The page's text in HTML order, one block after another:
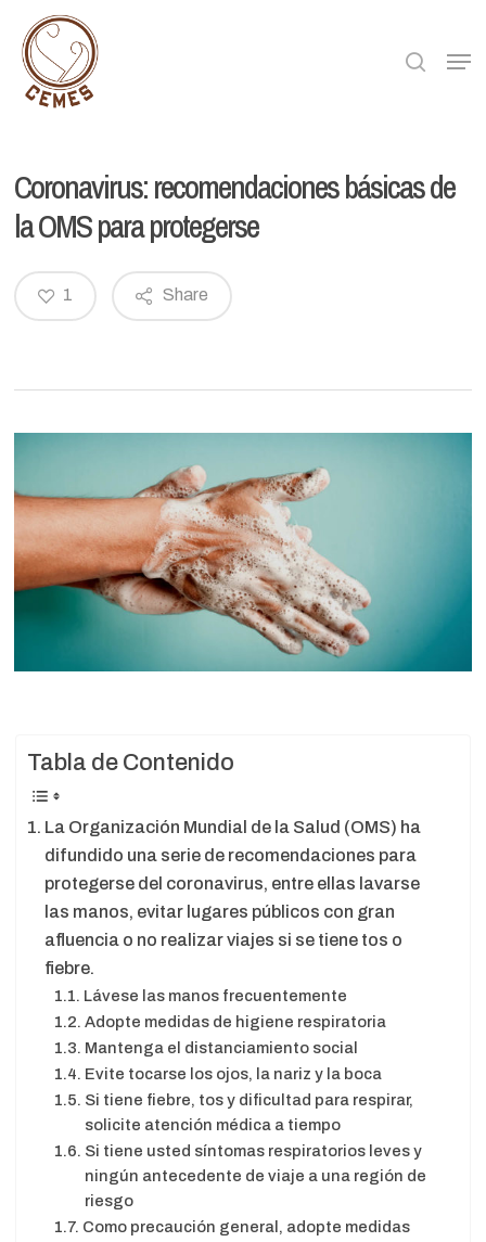
main
content
search
Coronavirus: recomendaciones básicas de
la OMS para protegerse
Share
1
Tabla de Contenido
La Organización Mundial de la Salud (OMS) ha
difundido una serie de recomendaciones para
protegerse del coronavirus, entre ellas lavarse
las manos, evitar lugares públicos con gran
afluencia o no realizar viajes si se tiene tos o
fiebre.
Lávese las manos frecuentemente
Adopte medidas de higiene respiratoria
Mantenga el distanciamiento social
Evite tocarse los ojos, la nariz y la boca
Si tiene fiebre, tos y dificultad para respirar,
solicite atención médica a tiempo
Si tiene usted síntomas respiratorios leves y
ningún antecedente de viaje a una región de
riesgo
Como precaución general, adopte medidas